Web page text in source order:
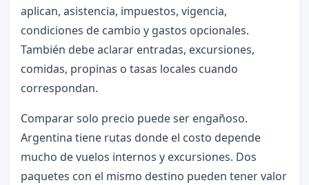
aplican, asistencia, impuestos, vigencia,
condiciones de cambio y gastos opcionales.
También debe aclarar entradas, excursiones,
comidas, propinas o tasas locales cuando
correspondan.
Comparar solo precio puede ser engañoso.
Argentina tiene rutas donde el costo depende
mucho de vuelos internos y excursiones. Dos
paquetes con el mismo destino pueden tener valor